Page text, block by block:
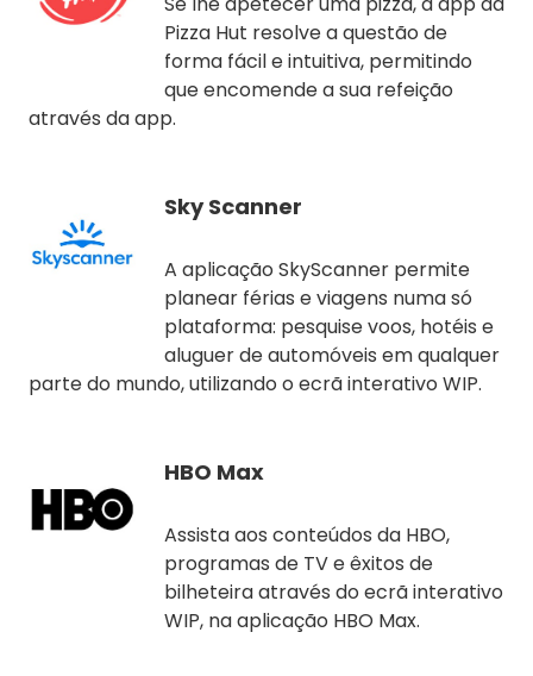
Pizza Hut resolve a questão de
forma fácil e intuitiva, permitindo
que encomende a sua refeição
através da app.
Sky Scanner
A aplicação SkyScanner permite
planear férias e viagens numa só
plataforma: pesquise voos, hotéis e
aluguer de automóveis em qualquer
parte do mundo, utilizando o ecrã interativo WIP.
HBO Max
Assista aos conteúdos da HBO,
programas de TV e êxitos de
bilheteira através do ecrã interativo
WIP, na aplicação HBO Max.